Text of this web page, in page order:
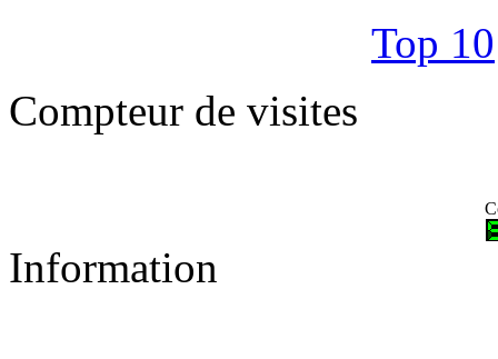
Top 10
Compteur de visites
Information